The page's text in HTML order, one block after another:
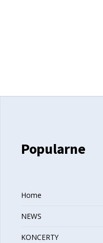
Popularne
Home
NEWS
KONCERTY